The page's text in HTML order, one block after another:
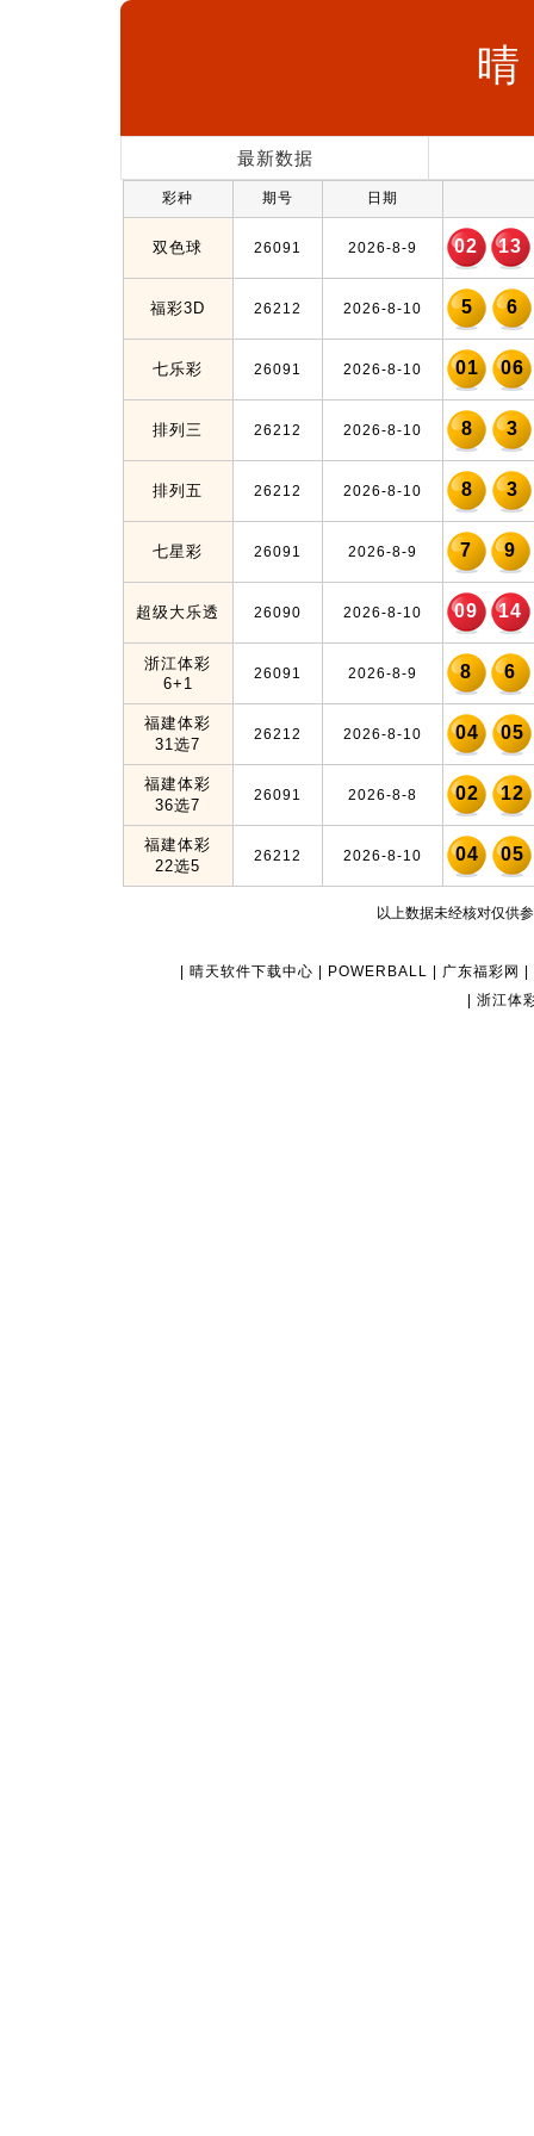
晴
最新数据
彩种 期号 日期
双色球 26091 2026-8-9 02 13
福彩3D 26212 2026-8-10 5 6
七乐彩 26091 2026-8-10 01 06
排列三 26212 2026-8-10 8 3
排列五 26212 2026-8-10 8 3
七星彩 26091 2026-8-9 7 9
超级大乐透 26090 2026-8-10 09 14
浙江体彩
6+1
26091 2026-8-9 8 6
福建体彩
31选7
26212 2026-8-10 04 05
福建体彩
36选7
26091 2026-8-8 02 12
福建体彩
22选5
26212 2026-8-10 04 05
以上数据未经核对仅供
晴天软件下载中心 POWERBALL 广东福彩网
浙江体